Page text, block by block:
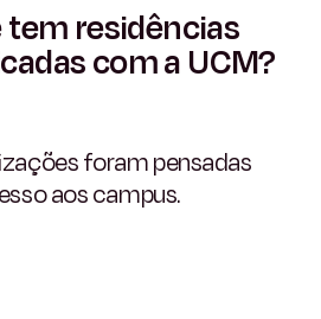
tem residências
com a UCM?
foram pensadas
aos campus.